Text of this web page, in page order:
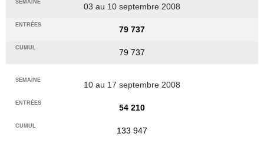
03 au 10 septembre 2008
79 737
79 737
10 au 17 septembre 2008
54 210
133 947